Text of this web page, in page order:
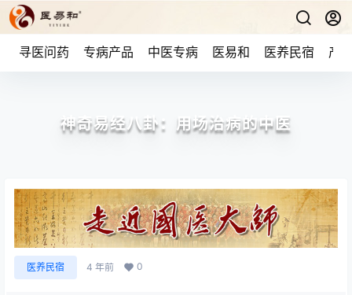
寻医问药 专病产品 中医专病 医易和 医养民宿 产
神奇易经八卦：用场治病的中医
医养民宿 4 年前 0